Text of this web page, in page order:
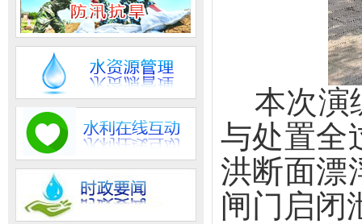
本次演
与处置全
洪断面漂
闸门启闭